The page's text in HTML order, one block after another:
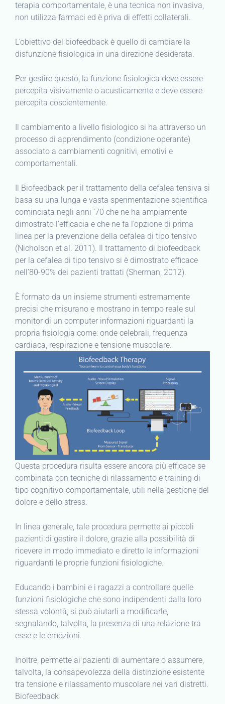
terapia comportamentale, è una tecnica non invasiva,
non utilizza farmaci ed è priva di effetti collaterali.
L’obiettivo del biofeedback è quello di cambiare la
disfunzione fisiologica in una direzione desiderata.
Per gestire questo, la funzione fisiologica deve essere
percepita visivamente o acusticamente e deve essere
percepita coscientemente.
Il cambiamento a livello fisiologico si ha attraverso un
processo di apprendimento (condizione operante)
associato a cambiamenti cognitivi, emotivi e
comportamentali.
Il Biofeedback per il trattamento della cefalea tensiva si
basa su una lunga e vasta sperimentazione scientifica
cominciata negli anni ’70 che ne ha ampiamente
dimostrato l’efficacia e che ne fa l’opzione di prima
linea per la prevenzione della cefalea di tipo tensivo
(Nicholson et al. 2011). Il trattamento di biofeedback
per la cefalea di tipo tensivo si è dimostrato efficace
nell’80-90% dei pazienti trattati (Sherman, 2012).
È formato da un insieme strumenti estremamente
precisi che misurano e mostrano in tempo reale sul
monitor di un computer informazioni riguardanti la
propria fisiologia come: onde celebrali, frequenza
cardiaca, respirazione e tensione muscolare.
Questa procedura risulta essere ancora più efficace se
combinata con tecniche di rilassamento e training di
tipo cognitivo-comportamentale, utili nella gestione del
dolore e dello stress.
In linea generale, tale procedura permette ai piccoli
pazienti di gestire il dolore, grazie alla possibilità di
ricevere in modo immediato e diretto le informazioni
riguardanti le proprie funzioni fisiologiche.
Educando i bambini e i ragazzi a controllare quelle
funzioni fisiologiche che sono indipendenti dalla loro
stessa volontà, si può aiutarli a modificarle,
segnalando, talvolta, la presenza di una relazione tra
esse e le emozioni.
Inoltre, permette ai pazienti di aumentare o assumere,
talvolta, la consapevolezza della distinzione esistente
tra tensione e rilassamento muscolare nei vari distretti.
Biofeedback